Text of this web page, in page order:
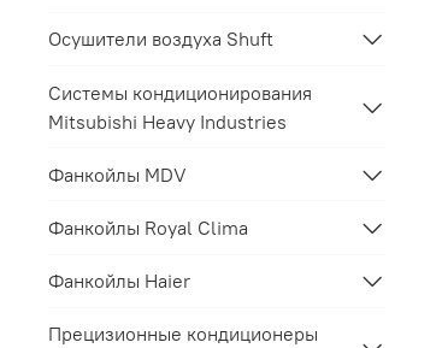
Осушители воздуха Shuft
Системы кондиционирования
Mitsubishi Heavy Industries
Фанкойлы MDV
Фанкойлы Royal Clima
Фанкойлы Haier
Прецизионные кондиционеры